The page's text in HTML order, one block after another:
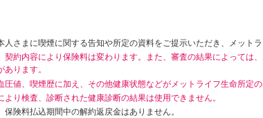
さまに喫煙に関する告知や所定の資料をご提示いただき、メット
約内容により保険料は変わります。また、審査の結果によっては
ります。
値、喫煙歴に加え、その他健康状態などがメットライフ生命所定
り検査、診断された健康診断の結果は使用できません。
険料払込期間中の解約返戻金はありません。